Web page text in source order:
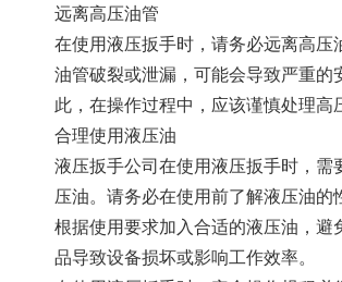
远离高压油管
在使用液压扳手时，请务必远离高压
油管破裂或泄漏，可能会导致严重的
此，在操作过程中，应该谨慎处理高
合理使用液压油
液压扳手公司在使用液压扳手时，需
压油。请务必在使用前了解液压油的
根据使用要求加入合适的液压油，避
品导致设备损坏或影响工作效率。